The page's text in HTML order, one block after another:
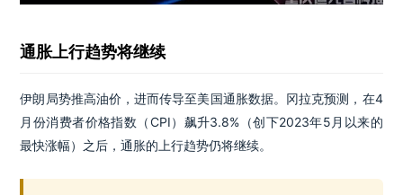
通胀上行趋势将继续
伊朗局势推高油价，进而传导至美国通胀数据。冈拉克预测，在4
月份消费者价格指数（CPI）飙升3.8%（创下2023年5月以来的
最快涨幅）之后，通胀的上行趋势仍将继续。